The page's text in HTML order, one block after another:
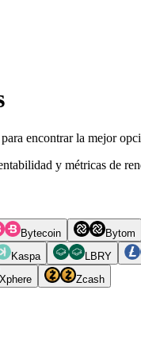
encontrar la mejor
y métricas de
Bytecoin Bytom
Kaspa LBRY
Xphere Zcash